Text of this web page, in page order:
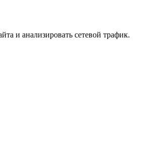
и анализировать сетевой трафик.